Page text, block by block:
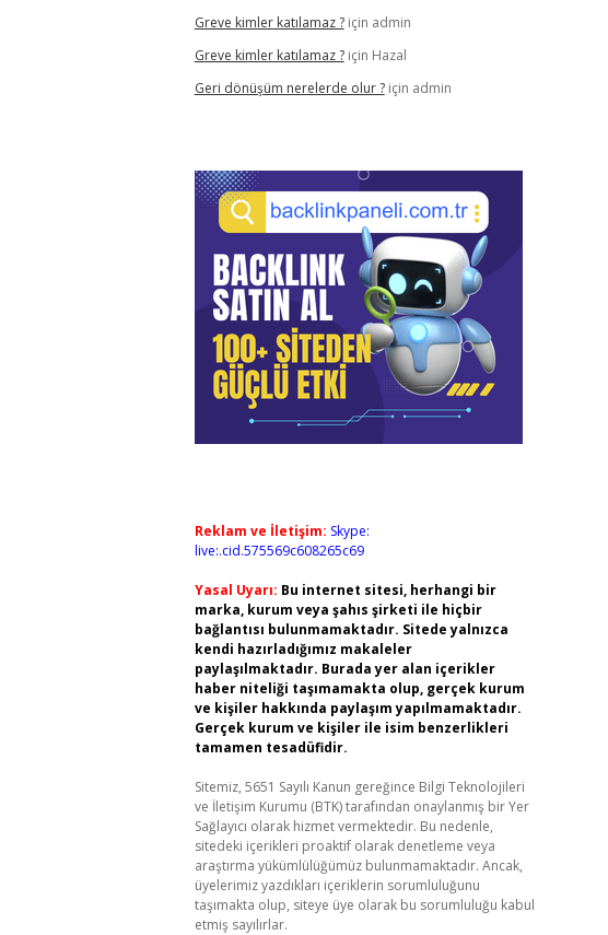
Greve kimler katılamaz ?için admin
Greve kimler katılamaz ?için Hazal
Geri dönüşüm nerelerde olur ?için admin
Reklam ve İletişim: Skype:
live:.cid.575569c608265c69
Yasal Uyarı: Bu internet sitesi, herhangi bir
marka, kurum veya şahıs şirketi ile hiçbir
bağlantısı bulunmamaktadır. Sitede yalnızca
kendi hazırladığımız makaleler
paylaşılmaktadır. Burada yer alan içerikler
haber niteliği taşımamakta olup, gerçek kurum
ve kişiler hakkında paylaşım yapılmamaktadır.
Gerçek kurum ve kişiler ile isim benzerlikleri
tamamen tesadüfidir.
Sitemiz, 5651 Sayılı Kanun gereğince Bilgi Teknolojileri
ve İletişim Kurumu (BTK) tarafından onaylanmış bir Yer
Sağlayıcı olarak hizmet vermektedir. Bu nedenle,
sitedeki içerikleri proaktif olarak denetleme veya
araştırma yükümlülüğümüz bulunmamaktadır. Ancak,
üyelerimiz yazdıkları içeriklerin sorumluluğunu
taşımakta olup, siteye üye olarak bu sorumluluğu kabul
etmiş sayılırlar.